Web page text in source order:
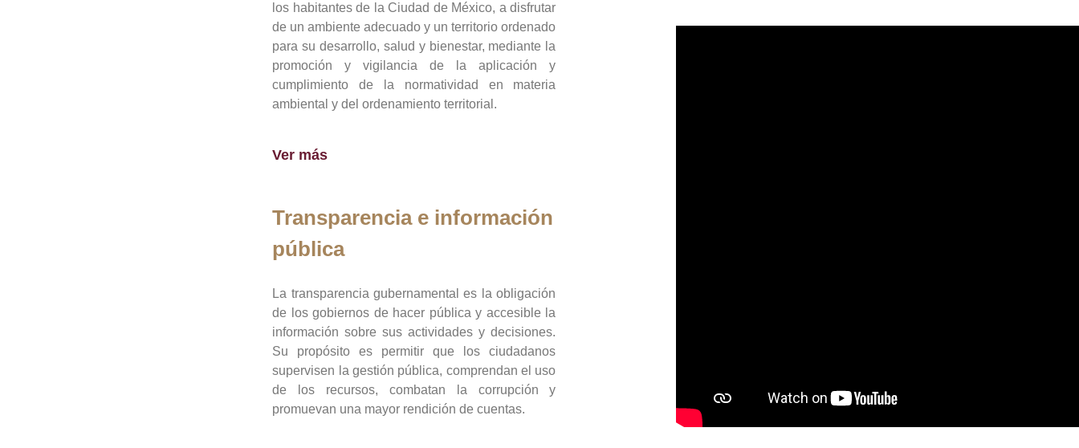
los habitantes de la Ciudad de México, a disfrutar
de un ambiente adecuado y un territorio ordenado
para su desarrollo, salud y bienestar, mediante la
promoción y vigilancia de la aplicación y
cumplimiento de la normatividad en materia
ambiental y del ordenamiento territorial.
Ver más
Transparencia e información
pública
La transparencia gubernamental es la obligación
de los gobiernos de hacer pública y accesible la
información sobre sus actividades y decisiones.
Su propósito es permitir que los ciudadanos
supervisen la gestión pública, comprendan el uso
de los recursos, combatan la corrupción y
promuevan una mayor rendición de cuentas.